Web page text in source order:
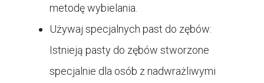
metodę wybielania.
Używaj specjalnych past do zębów:
Istnieją pasty do zębów stworzone
specjalnie dla osób z nadwrażliwymi